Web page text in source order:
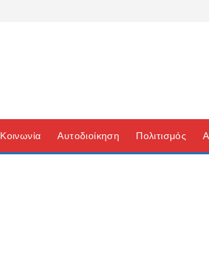
Κοινωνία Αυτοδιοίκηση Πολιτισμός